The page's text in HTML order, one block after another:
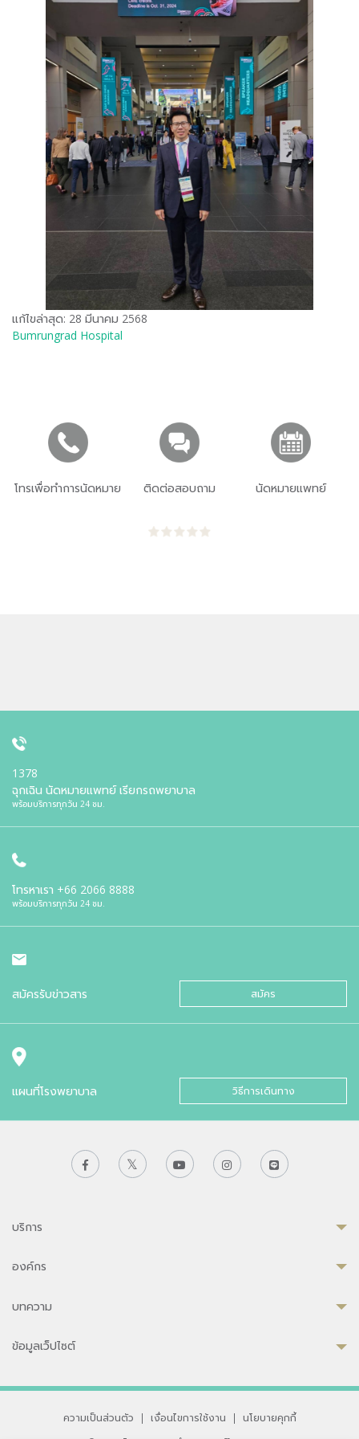
แก้ไขล่าสุด: 28 มีนาคม 2568
Bumrungrad Hospital
โทรเพื่อทำการนัดหมาย ติดต่อสอบถาม นัดหมายแพทย์
1378
ฉุกเฉิน นัดหมายแพทย์ เรียกรถพยาบาล
พร้อมบริการทุกวัน 24 ชม.
โทรหาเรา +66 2066 8888
พร้อมบริการทุกวัน 24 ชม.
สมัครรับข่าวสาร สมัคร
แผนที่โรงพยาบาล วิธีการเดินทาง
บริการ
องค์กร
บทความ
ข้อมูลเว็ปไซต์
ความเป็นส่วนตัว | เงื่อนไขการใช้งาน |
นโยบายคุกกี้